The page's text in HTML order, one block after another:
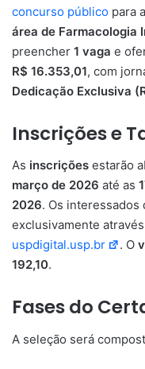
concurso público para
área de Farmacologia
preencher 1 vaga e
R$ 16.353,01, com
Dedicação Exclusiva
Inscrições e
As inscrições estarão
março de 2026 até as
2026. Os
exclusivamente
uspdigital.usp.br
. O
192,10.
Fases do
A seleção será